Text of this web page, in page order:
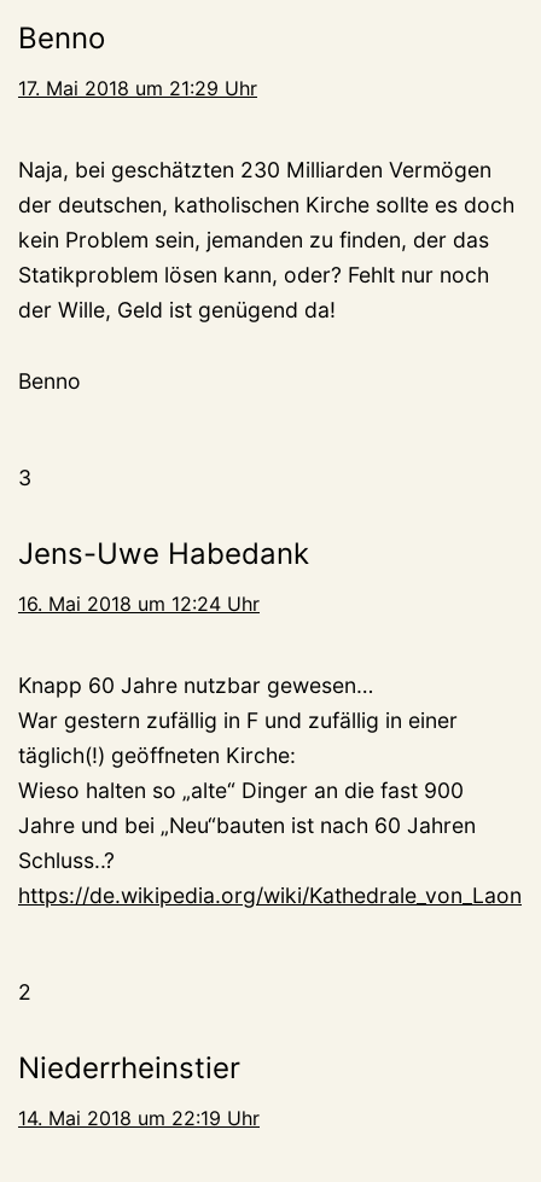
Benno
17. Mai 2018 um 21:29 Uhr
Naja, bei geschätzten 230 Milliarden Vermögen
der deutschen, katholischen Kirche sollte es doch
kein Problem sein, jemanden zu finden, der das
Statikproblem lösen kann, oder? Fehlt nur noch
der Wille, Geld ist genügend da!
Benno
3
Jens-Uwe Habedank
16. Mai 2018 um 12:24 Uhr
Knapp 60 Jahre nutzbar gewesen…
War gestern zufällig in F und zufällig in einer
täglich(!) geöffneten Kirche:
Wieso halten so „alte“ Dinger an die fast 900
Jahre und bei „Neu“bauten ist nach 60 Jahren
Schluss..?
https://de.wikipedia.org/wiki/Kathedrale_von_Laon
2
Niederrheinstier
14. Mai 2018 um 22:19 Uhr